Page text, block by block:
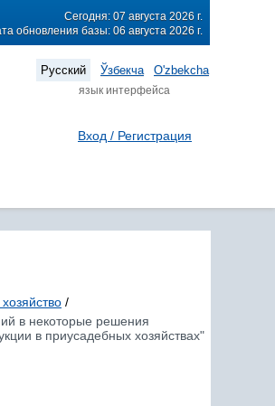
Сегодня: 07 августа 2026 г.
обновления базы: 06 августа 2026 г.
Русский Ўзбекча O'zbekcha
язык интерфейса
Вход / Регистрация
/
в некоторые решения
в приусадебных хозяйствах"